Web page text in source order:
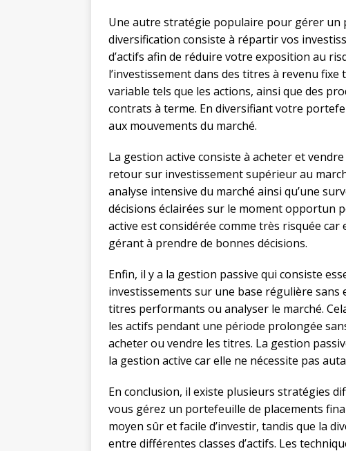
Une autre stratégie populaire pour gérer un
diversification consiste à répartir vos
d’actifs afin de réduire votre exposition au
l’investissement dans des titres à revenu
variable tels que les actions, ainsi que des
contrats à terme. En diversifiant votre
aux mouvements du marché.
La gestion active consiste à acheter et
retour sur investissement supérieur au
analyse intensive du marché ainsi qu’une
décisions éclairées sur le moment opportun
active est considérée comme très risquée
gérant à prendre de bonnes décisions.
Enfin, il y a la gestion passive qui consiste
investissements sur une base régulière
titres performants ou analyser le marché.
les actifs pendant une période prolongée
acheter ou vendre les titres. La gestion
la gestion active car elle ne nécessite pas
En conclusion, il existe plusieurs stratégies
vous gérez un portefeuille de placements
moyen sûr et facile d’investir, tandis que la
entre différentes classes d’actifs. Les